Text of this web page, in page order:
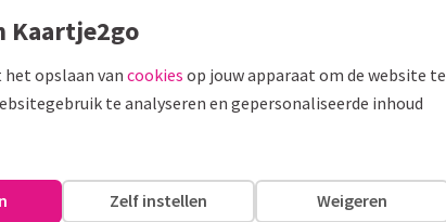
10 x 15 cm
Kaartje2go
het opslaan van cookies op jouw apparaat om de website te
te analyseren en gepersonaliseerde inhoud
Weigeren
Zelf instellen